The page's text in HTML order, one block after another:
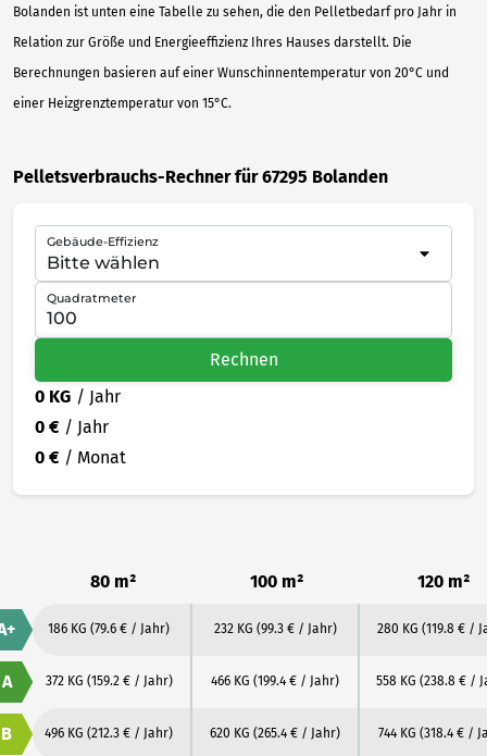
Bolanden ist unten eine Tabelle zu sehen, die den Pelletbedarf pro Jahr in
Relation zur Größe und Energieeffizienz Ihres Hauses darstellt. Die
Berechnungen basieren auf einer Wunschinnentemperatur von 20°C und
einer Heizgrenztemperatur von 15°C.
Pelletsverbrauchs-Rechner für 67295 Bolanden
Gebäude-Effizienz
Quadratmeter
Rechnen
0 KG / Jahr
0 € / Jahr
0 € / Monat
80 m² 100 m² 120 m²
186 KG (79.6 € / Jahr) 232 KG (99.3 € / Jahr) 280 KG (119.8 € /
A 372 KG (159.2 € / Jahr) 466 KG (199.4 € / Jahr) 558 KG (238.8 € /
B 496 KG (212.3 € / Jahr) 620 KG (265.4 € / Jahr) 744 KG (318.4 € /